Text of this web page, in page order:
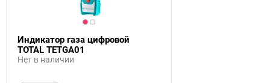
Индикатор газа цифровой
TOTAL TETGA01
Нет в наличии